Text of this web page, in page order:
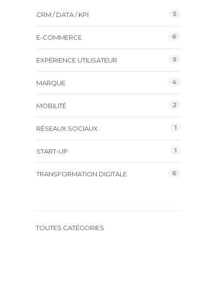
CRM / DATA / KPI 5
E-COMMERCE 6
EXPÉRIENCE UTILISATEUR 9
MARQUE 4
MOBILITÉ 2
RÉSEAUX SOCIAUX 1
START-UP 1
TRANSFORMATION DIGITALE 6
TOUTES CATÉGORIES